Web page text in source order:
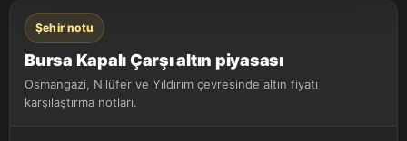
Şehir notu
Bursa Kapalı Çarşı altın piyasası
Osmangazi, Nilüfer ve Yıldırım çevresinde altın fiyatı
karşılaştırma notları.